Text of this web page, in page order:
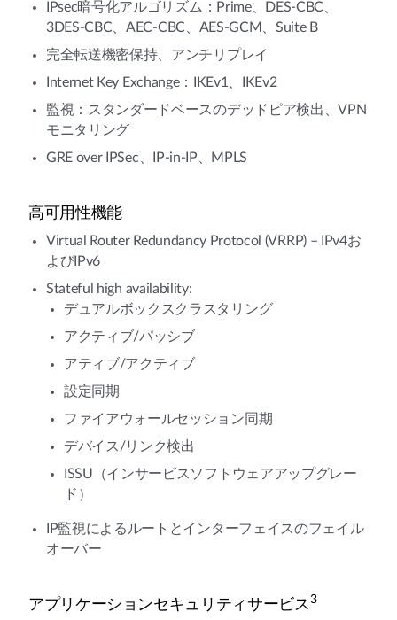
IPsec暗号化アルゴリズム：Prime、DES-CBC、
3DES-CBC、AEC-CBC、AES-GCM、Suite B
完全転送機密保持、アンチリプレイ
Internet Key Exchange：IKEv1、IKEv2
監視：スタンダードベースのデッドピア検出、VPN
モニタリング
GRE over IPSec、IP-in-IP、MPLS
高可用性機能
Virtual Router Redundancy Protocol (VRRP) – IPv4お
よびIPv6
Stateful high availability:
デュアルボックスクラスタリング
アクティブ/パッシブ
アティブ/アクティブ
設定同期
ファイアウォールセッション同期
デバイス/リンク検出
ISSU（インサービスソフトウェアアップグレー
ド）
IP監視によるルートとインターフェイスのフェイル
オーバー
アプリケーションセキュリティサービス3